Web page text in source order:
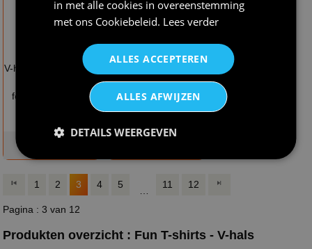
V-hals shirt dames en
feestshirt in groen
€ 26,95
heren een beetje fout
maar een hart van
goud gouden glitter
1 2 3 4 5
…
11 12
Pagina : 3 van 12
Produkten overzicht : Fun T-shirts - V-hals
in met alle cookies in overeenstemming
met ons Cookiebeleid. Lees verder
ALLES ACCEPTEREN
ALLES AFWIJZEN
DETAILS WEERGEVEN